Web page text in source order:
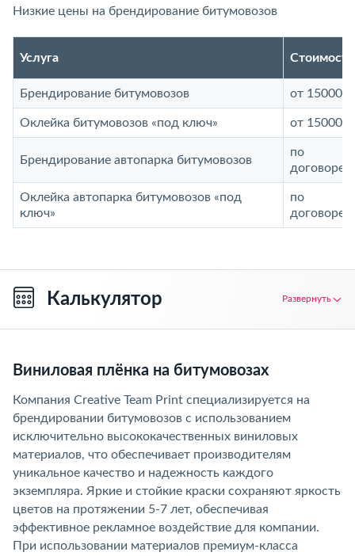
Низкие цены на брендирование битумовозов
Услуга
Брендирование битумовозов от 15000
Оклейка битумовозов «под ключ» от 15000
Брендирование автопарка битумовозов
по
Оклейка автопарка битумовозов «под
ключ»
по
Калькулятор Развернуть
Виниловая плёнка на битумовозах
Компания Creative Team Print специализируется на
брендировании битумовозов с использованием
исключительно высококачественных виниловых
материалов, что обеспечивает производителям
уникальное качество и надежность каждого
экземпляра. Яркие и стойкие краски сохраняют яркость
цветов на протяжении 5-7 лет, обеспечивая
эффективное рекламное воздействие для компании.
При использовании материалов премиум-класса